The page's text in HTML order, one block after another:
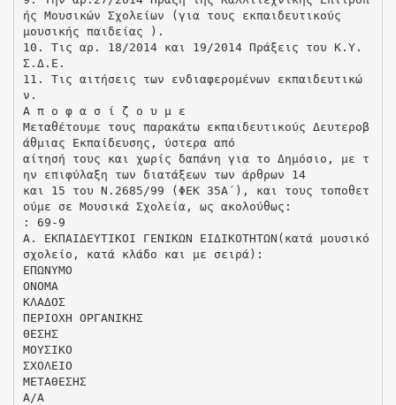
ής Μουσικών Σχολείων (για τους εκπαιδευτικούς
μουσικής παιδείας ).
10. Τις αρ. 18/2014 και 19/2014 Πράξεις του Κ.Υ.
Σ.Δ.Ε.
11. Τις αιτήσεις των ενδιαφερομένων εκπαιδευτικώ
ν.
Α π ο φ α σ ί ζ ο υ μ ε
Μεταθέτουμε τους παρακάτω εκπαιδευτικούς Δευτεροβ
άθμιας Εκπαίδευσης, ύστερα από
αίτησή τους και χωρίς δαπάνη για το Δημόσιο, με τ
ην επιφύλαξη των διατάξεων των άρθρων 14
και 15 του Ν.2685/99 (ΦΕΚ 35Α΄), και τους τοποθετ
ούμε σε Μουσικά Σχολεία, ως ακολούθως:
: 69-9
Α. ΕΚΠΑΙΔΕΥΤΙΚΟΙ ΓΕΝΙΚΩΝ ΕΙΔΙΚΟΤΗΤΩΝ(κατά μουσικό
σχολείο, κατά κλάδο και με σειρά):
ΕΠΩΝΥΜΟ
ΟΝΟΜΑ
ΚΛΑΔΟΣ
ΠΕΡΙΟΧΗ ΟΡΓΑΝΙΚΗΣ
ΘΕΣΗΣ
ΜΟΥΣΙΚΟ
ΣΧΟΛΕΙΟ
ΜΕΤΑΘΕΣΗΣ
Α/Α